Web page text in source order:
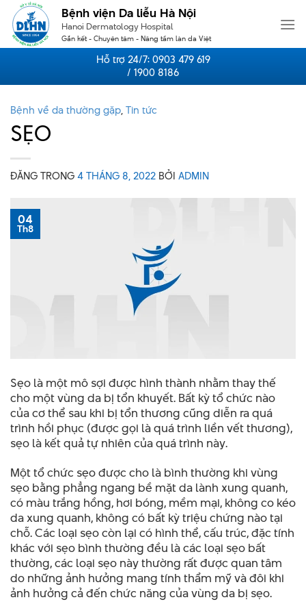
Skip
content
Bệnh viện Da liễu Hà Nội
Hanoi Dermatology Hospital
Gắn kết - Chuyên tâm - Nâng tầm làn da Việt
Hỗ trợ 24/7: 0903 479 619
/ 1900 8186
Bệnh về da thường gặp,Tin tức
SẸO
ĐĂNG TRONG4 THÁNG 8, 2022 BỞI ADMIN
04
Th8
Sẹo là một mô sợi được hình thành nhằm thay thế
cho một vùng da bị tổn khuyết. Bất kỳ tổ chức nào
của cơ thể sau khi bị tổn thương cũng diễn ra quá
trình hồi phục (được gọi là quá trình liền vết thương),
sẹo là kết quả tự nhiên của quá trình này.
Một tổ chức sẹo được cho là bình thường khi vùng
sẹo bằng phẳng ngang bề mặt da lành xung quanh,
có màu trắng hồng, hơi bóng, mềm mại, không co kéo
da xung quanh, không có bất kỳ triệu chứng nào tại
chỗ. Các loại sẹo còn lại có hình thể, cấu trúc, đặc tính
khác với sẹo bình thường đều là các loại sẹo bất
thường, các loại sẹo này thường rất được quan tâm
do những ảnh hưởng mang tính thẩm mỹ và đôi khi
ảnh hưởng cả đến chức năng của vùng da bị sẹo.